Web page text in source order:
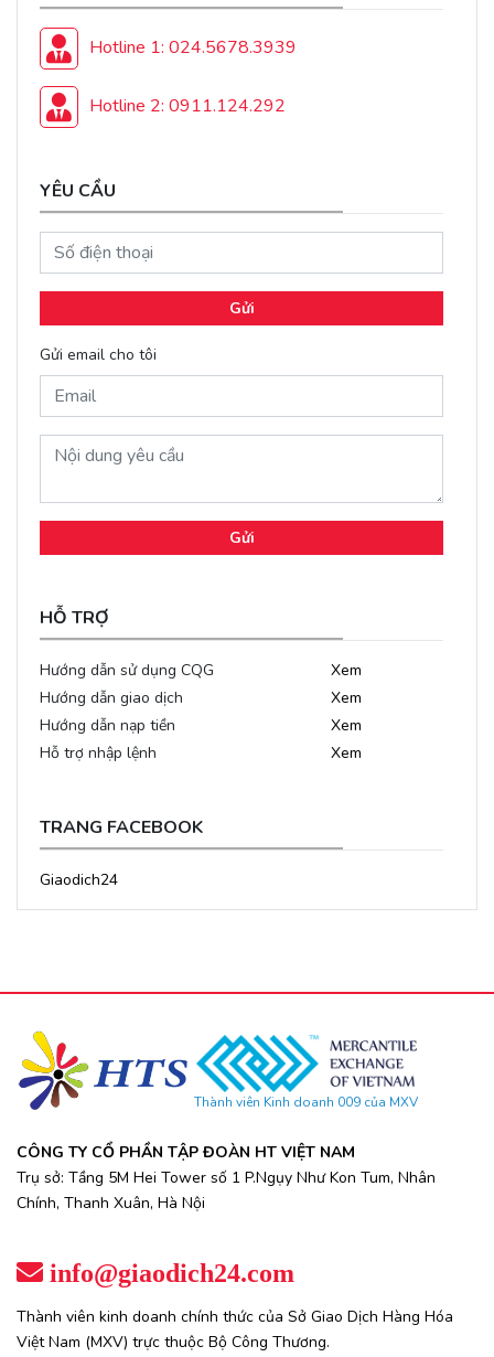
Hotline 1: 024.5678.3939
Hotline 2: 0911.124.292
YÊU CẦU
Gửi
Gửi email cho tôi
Gửi
HỖ TRỢ
Hướng dẫn sử dụng CQG
Xem
Hướng dẫn giao dịch
Xem
Hướng dẫn nạp tiền
Xem
Hỗ trợ nhập lệnh
Xem
TRANG FACEBOOK
Giaodich24
Thành viên Kinh doanh 009 của MXV
CÔNG TY CỔ PHẦN TẬP ĐOÀN HT VIỆT NAM
Trụ sở: Tầng 5M Hei Tower số 1 P.Ngụy Như Kon Tum, Nhân
Chính, Thanh Xuân, Hà Nội
info@giaodich24.com
Thành viên kinh doanh chính thức của Sở Giao Dịch Hàng Hóa
Việt Nam (MXV) trực thuộc Bộ Công Thương.